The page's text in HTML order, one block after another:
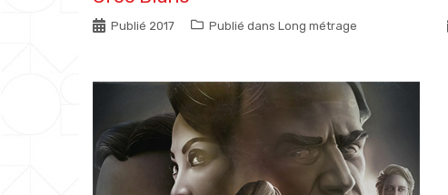
Publié 2017 Publié dans Long métrage